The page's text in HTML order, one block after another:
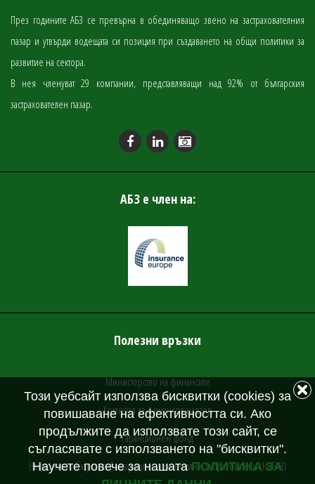
През годините АБЗ се превърна в обединяващо звено на застрахователния
пазар и утвърди водещата си позиция при създаването на общи политики за
развитие на сектора.
В нея членуват 29 компании, представляващи над 92% от българския
застрахователен пазар.
АБЗ е член на:
Полезни връзки
Министерство на финансите
Комисия за финансов надзор
Гаранционен фонд
Национално бюро на българските автомобилни застрахователи (НББАЗ)
Този уебсайт използва бисквитки (cookies) за
повишаване на ефективността си. Ако
продължите да използвате този сайт, се
съгласявате с използването на "бисквитки".
Научете повече за нашатаПОЛИТИКА ЗА